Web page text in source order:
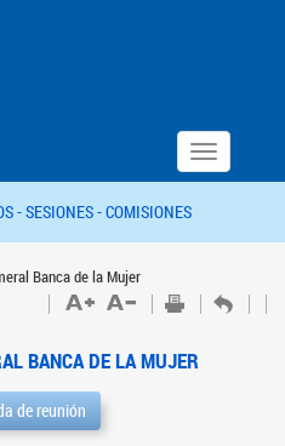
Toggle
navigation
-SESIONES -COMISIONES
Banca de la Mujer
BANCA DE LA MUJER
de reunión